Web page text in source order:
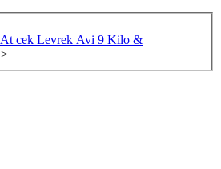
At cek Levrek Avi 9 Kilo &
>